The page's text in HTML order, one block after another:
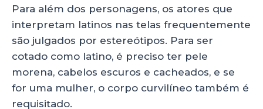
Para além dos personagens, os atores que
interpretam latinos nas telas frequentemente
são julgados por estereótipos. Para ser
cotado como latino, é preciso ter pele
morena, cabelos escuros e cacheados, e se
for uma mulher, o corpo curvilíneo também é
requisitado.